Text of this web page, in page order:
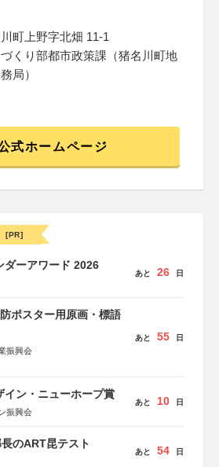
町上野字北畑 11-1
くり部都市政策課（猪名川町地
局）
式ホームページ
[PR]
ダーアワード 2026
あと 26 日
ポスター用原画・標語
振興会
あと 55 日
イン・ニューホープ賞
振興会
あと 10 日
のART昆テスト
あと 54 日